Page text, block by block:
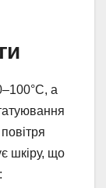
а
шкіру, що